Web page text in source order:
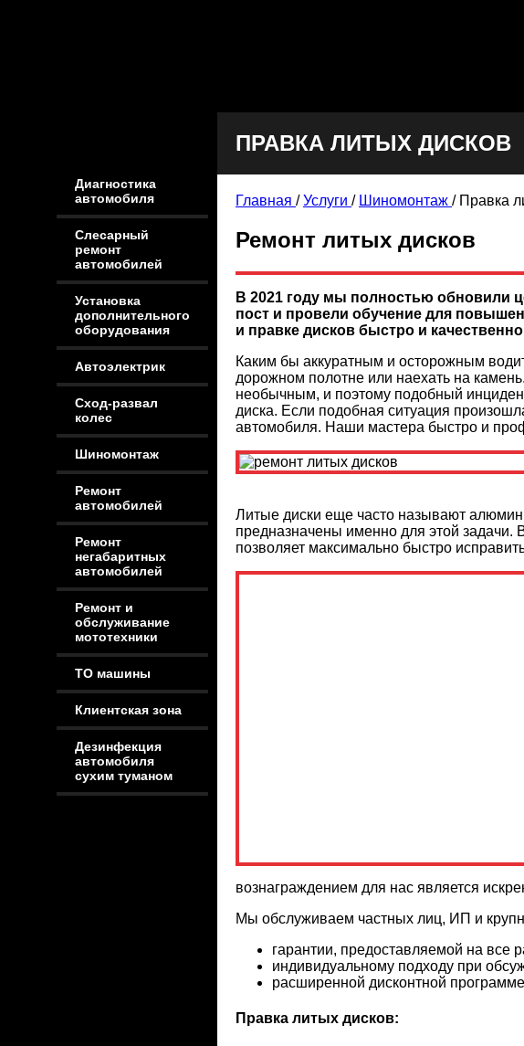
Диагностика
автомобиля
Слесарный
ремонт
автомобилей
Установка
дополнительного
оборудования
Автоэлектрик
Сход-развал
колес
Шиномонтаж
Ремонт
автомобилей
Ремонт
негабаритных
автомобилей
Ремонт и
обслуживание
мототехники
ТО машины
Клиентская зона
Дезинфекция
автомобиля
сухим туманом
ПРАВКА ЛИТЫХ ДИСКОВ
Главная /Услуги / Шиномонтаж / Правка
Ремонт литых дисков
В 2021 году мы полностью обновили
пост и провели обучение для
и правке дисков быстро и
Каким бы аккуратным и осторожным
дорожном полотне или наехать на
необычным, и поэтому подобный
диска. Если подобная ситуация
автомобиля. Наши мастера быстро и
Литые диски еще часто называют
предназначены именно для этой задачи.
позволяет максимально быстро
вознаграждением для нас является
Мы обслуживаем частных лиц, ИП и
гарантии, предоставляемой на все
индивидуальному подходу при
расширенной дисконтной
Правка литых дисков: